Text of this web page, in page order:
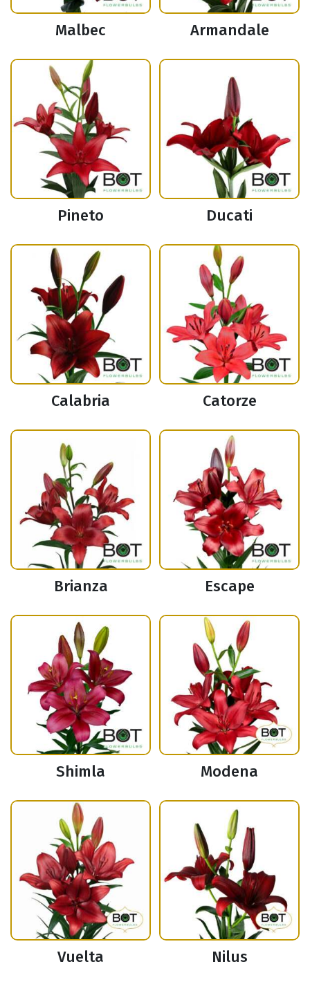
Malbec Armandale
Pineto Ducati
Calabria Catorze
Brianza Escape
Shimla Modena
Vuelta Nilus